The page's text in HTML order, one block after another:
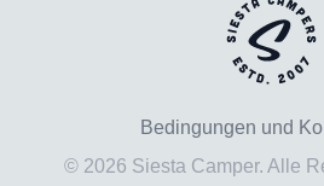
Bedingungen und
© 2026 Siesta Camper. Alle